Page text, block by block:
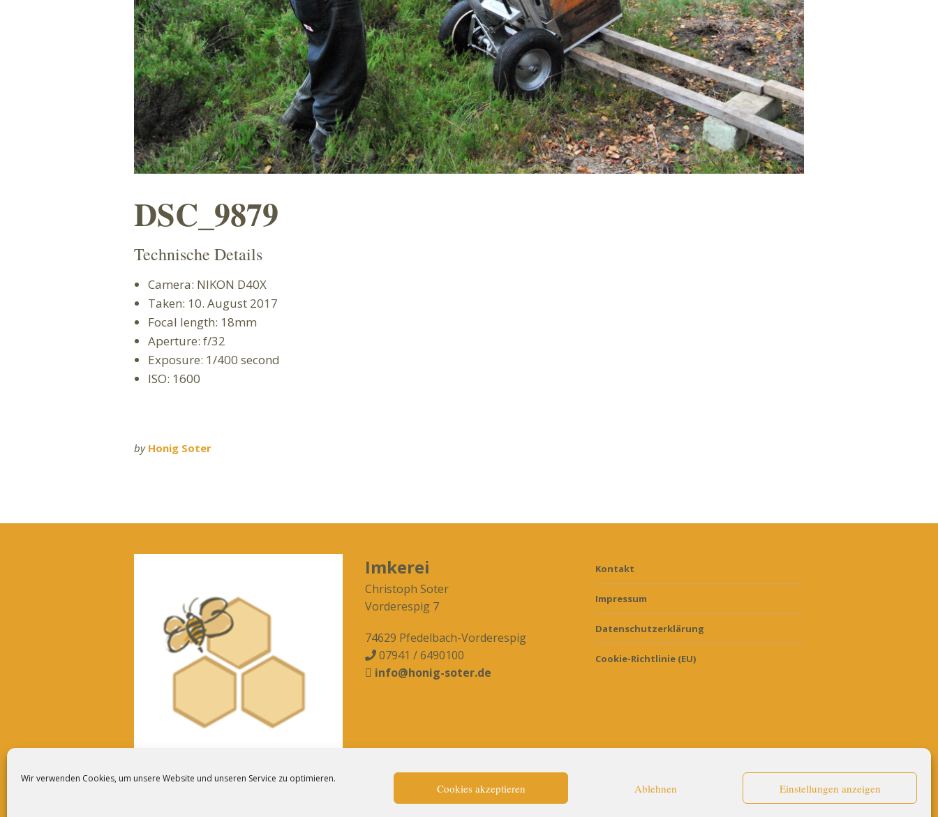
Wir verwenden Cookies, um unsere Website und unseren Service zu optimieren.
Cookies akzeptieren Ablehnen Einstellungen anzeigen
DSC_9879
Technische Details
Camera: NIKON D40X
Taken: 10. August 2017
Focal length: 18mm
Aperture: f/32
Exposure: 1/400 second
ISO: 1600
by Honig Soter
Imkerei
Christoph Soter
Vorderespig 7
74629 Pfedelbach-Vorderespig
07941 / 6490100
 info@honig-soter.de
Kontakt
Impressum
Datenschutzerklärung
Cookie-Richtlinie (EU)